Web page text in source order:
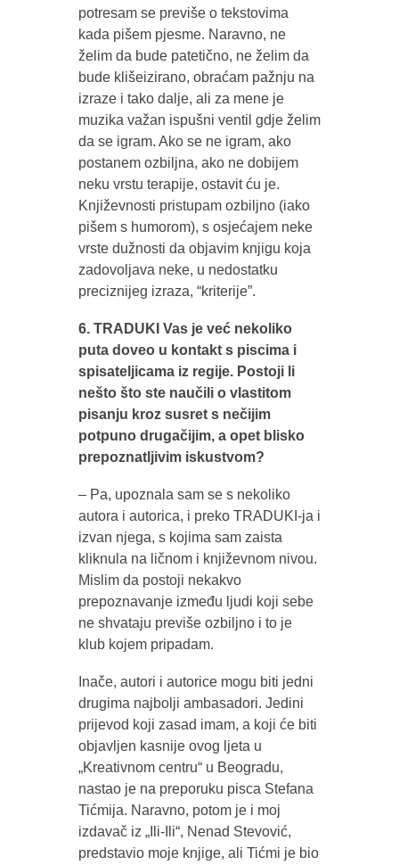
potresam se previše o tekstovima
kada pišem pjesme. Naravno, ne
želim da bude patetično, ne želim da
bude klišeizirano, obraćam pažnju na
izraze i tako dalje, ali za mene je
muzika važan ispušni ventil gdje želim
da se igram. Ako se ne igram, ako
postanem ozbiljna, ako ne dobijem
neku vrstu terapije, ostavit ću je.
Književnosti pristupam ozbiljno (iako
pišem s humorom), s osjećajem neke
vrste dužnosti da objavim knjigu koja
zadovoljava neke, u nedostatku
preciznijeg izraza, “kriterije”.
6. TRADUKI Vas je već nekoliko
puta doveo u kontakt s piscima i
spisateljicama iz regije. Postoji li
nešto što ste naučili o vlastitom
pisanju kroz susret s nečijim
potpuno drugačijim, a opet blisko
prepoznatljivim iskustvom?
– Pa, upoznala sam se s nekoliko
autora i autorica, i preko TRADUKI-ja i
izvan njega, s kojima sam zaista
kliknula na ličnom i književnom nivou.
Mislim da postoji nekakvo
prepoznavanje između ljudi koji sebe
ne shvataju previše ozbiljno i to je
klub kojem pripadam.
Inače, autori i autorice mogu biti jedni
drugima najbolji ambasadori. Jedini
prijevod koji zasad imam, a koji će biti
objavljen kasnije ovog ljeta u
„Kreativnom centru“ u Beogradu,
nastao je na preporuku pisca Stefana
Tićmija. Naravno, potom je i moj
izdavač iz „Ili-Ili“, Nenad Stevović,
predstavio moje knjige, ali Tićmi je bio